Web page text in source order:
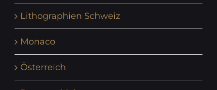
Lithographien Schweiz
Monaco
Österreich